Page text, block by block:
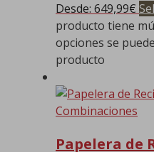
Desde: 649,99€
producto tiene
opciones se
producto
Papelera de